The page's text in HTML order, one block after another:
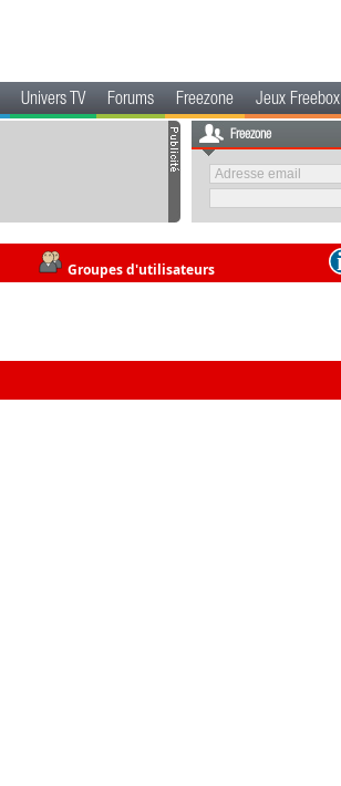
Univers TV Forums Freezone Jeux Freebox
Freezone
Groupes d'utilisateurs